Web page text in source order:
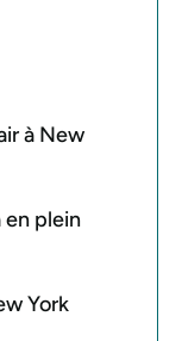
à New
en plein
York